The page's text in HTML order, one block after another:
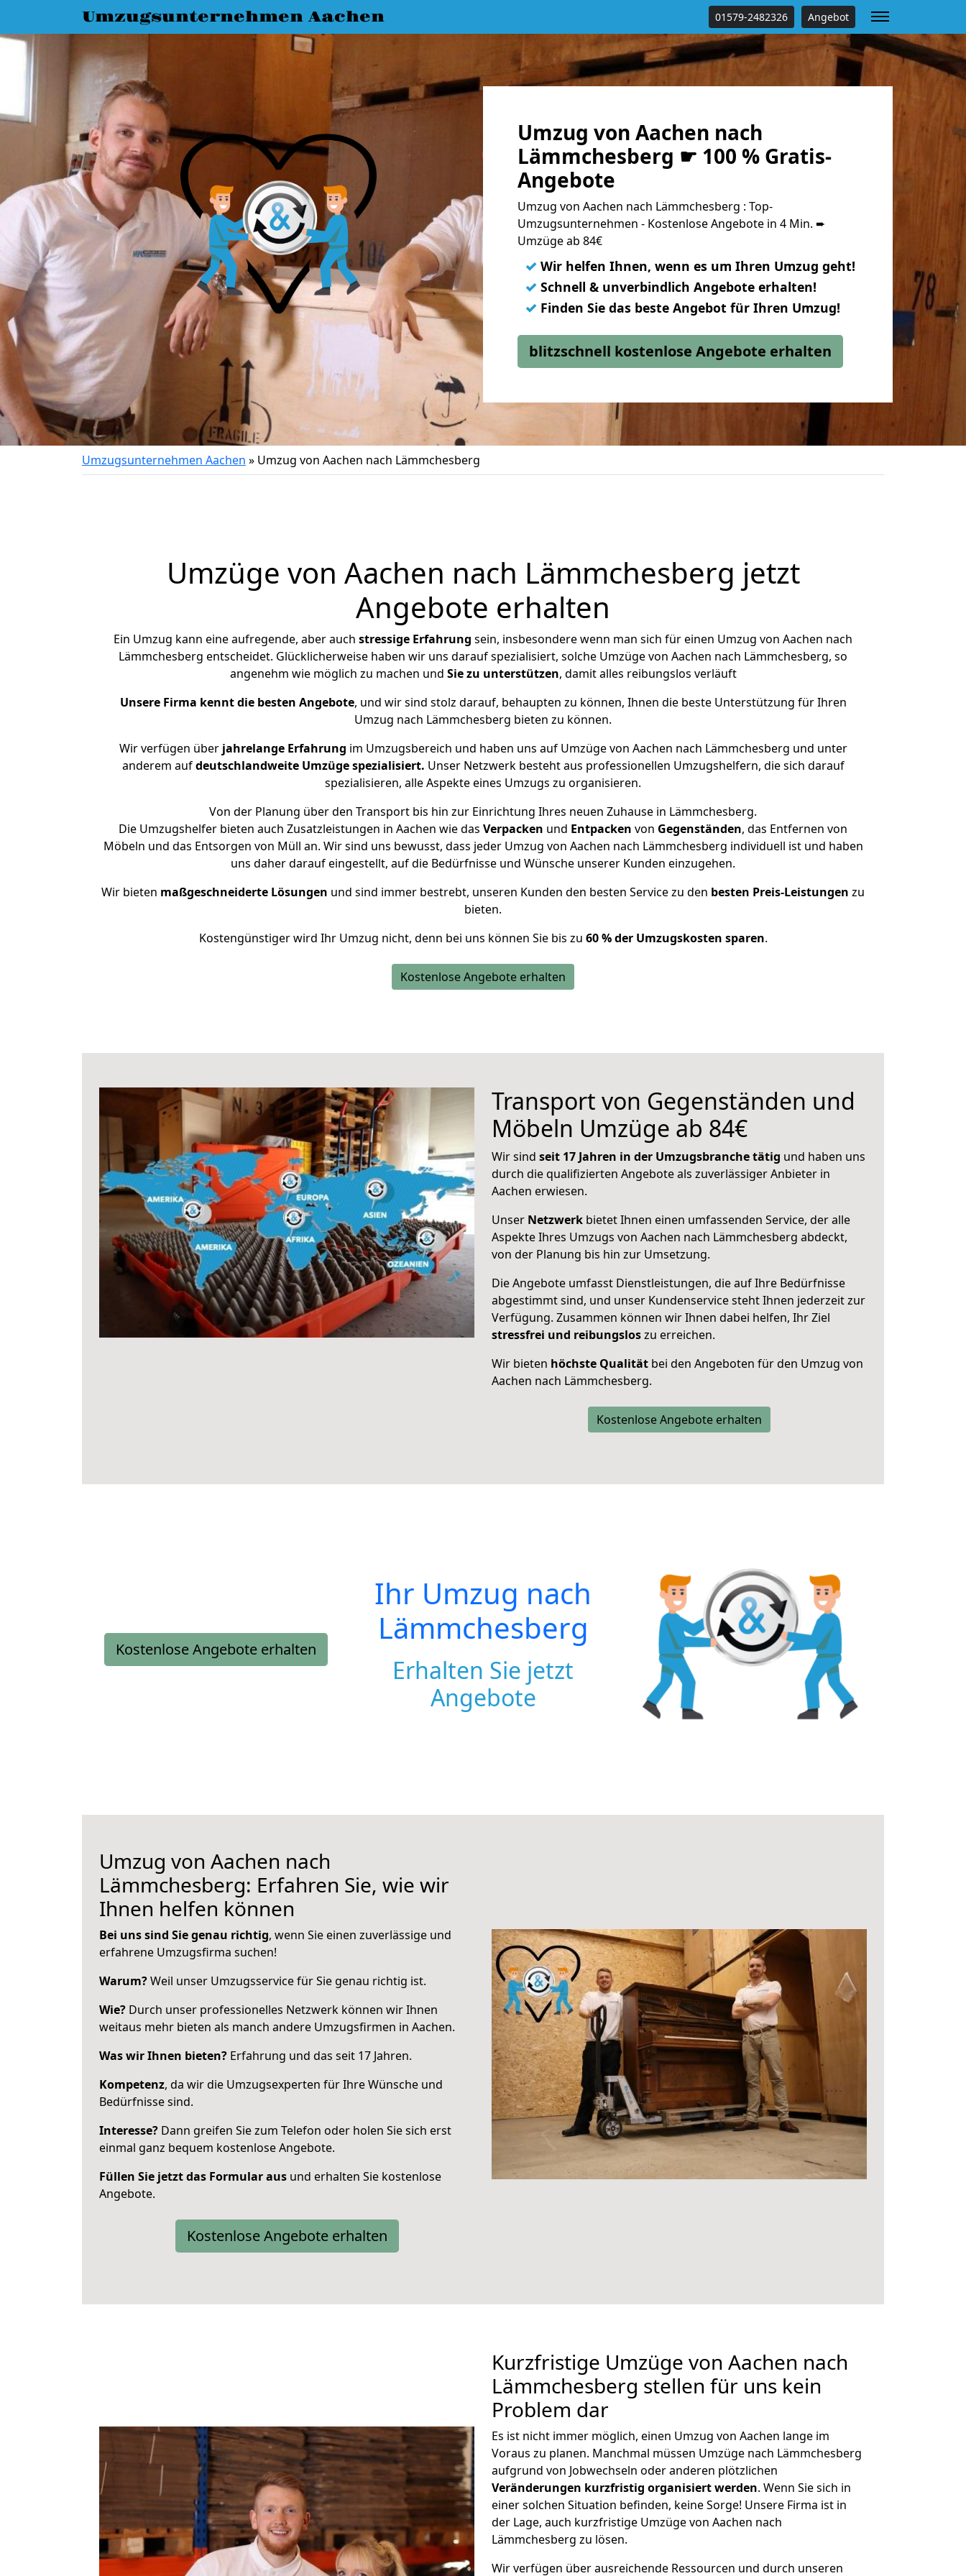
Umzugsunternehmen Aachen 01579-2482326 Angebot
Umzug von Aachen nach
Lämmchesberg ☛ 100 % Gratis-
Angebote
Umzug von Aachen nach Lämmchesberg : Top-
Umzugsunternehmen - Kostenlose Angebote in 4 Min. ➨
Umzüge ab 84€
✓ Wir helfen Ihnen, wenn es um Ihren Umzug geht!
✓ Schnell & unverbindlich Angebote erhalten!
✓ Finden Sie das beste Angebot für Ihren Umzug!
blitzschnell kostenlose Angebote erhalten
Umzugsunternehmen Aachen » Umzug von Aachen nach Lämmchesberg
Umzüge von Aachen nach Lämmchesberg jetzt
Angebote erhalten
Ein Umzug kann eine aufregende, aber auch stressige Erfahrung sein, insbesondere wenn man sich für einen Umzug von Aachen nach
Lämmchesberg entscheidet. Glücklicherweise haben wir uns darauf spezialisiert, solche Umzüge von Aachen nach Lämmchesberg, so
angenehm wie möglich zu machen und Sie zu unterstützen, damit alles reibungslos verläuft
Unsere Firma kennt die besten Angebote, und wir sind stolz darauf, behaupten zu können, Ihnen die beste Unterstützung für Ihren
Umzug nach Lämmchesberg bieten zu können.
Wir verfügen überjahrelange Erfahrung im Umzugsbereich und haben uns auf Umzüge von Aachen nach Lämmchesberg und unter
anderem aufdeutschlandweite Umzüge spezialisiert. Unser Netzwerk besteht aus professionellen Umzugshelfern, die sich darauf
spezialisieren, alle Aspekte eines Umzugs zu organisieren.
Von der Planung über den Transport bis hin zur Einrichtung Ihres neuen Zuhause in Lämmchesberg.
Die Umzugshelfer bieten auch Zusatzleistungen in Aachen wie das Verpacken und Entpacken von Gegenständen, das Entfernen von
Möbeln und das Entsorgen von Müll an. Wir sind uns bewusst, dass jeder Umzug von Aachen nach Lämmchesberg individuell ist und haben
uns daher darauf eingestellt, auf die Bedürfnisse und Wünsche unserer Kunden einzugehen.
Wir bieten maßgeschneiderte Lösungen und sind immer bestrebt, unseren Kunden den besten Service zu den besten Preis-Leistungen zu
bieten.
Kostengünstiger wird Ihr Umzug nicht, denn bei uns können Sie bis zu 60 % der Umzugskosten sparen.
Kostenlose Angebote erhalten
Transport von Gegenständen und
Möbeln Umzüge ab 84€
Wir sind seit 17 Jahren in der Umzugsbranche tätig und haben uns
durch die qualifizierten Angebote als zuverlässiger Anbieter in
Aachen erwiesen.
Unser Netzwerk bietet Ihnen einen umfassenden Service, der alle
Aspekte Ihres Umzugs von Aachen nach Lämmchesberg abdeckt,
von der Planung bis hin zur Umsetzung.
Die Angebote umfasst Dienstleistungen, die auf Ihre Bedürfnisse
abgestimmt sind, und unser Kundenservice steht Ihnen jederzeit zur
Verfügung. Zusammen können wir Ihnen dabei helfen, Ihr Ziel
stressfrei und reibungsloszu erreichen.
Wir bieten höchste Qualität bei den Angeboten für den Umzug von
Aachen nach Lämmchesberg.
Kostenlose Angebote erhalten
Kostenlose Angebote erhalten
Ihr Umzug nach
Lämmchesberg
Erhalten Sie jetzt
Angebote
Umzug von Aachen nach
Lämmchesberg: Erfahren Sie, wie wir
Ihnen helfen können
Bei uns sind Sie genau richtig, wenn Sie einen zuverlässige und
erfahrene Umzugsfirma suchen!
Warum?Weil unser Umzugsservice für Sie genau richtig ist.
Wie? Durch unser professionelles Netzwerk können wir Ihnen
weitaus mehr bieten als manch andere Umzugsfirmen in Aachen.
Was wir Ihnen bieten? Erfahrung und das seit 17 Jahren.
Kompetenz, da wir die Umzugsexperten für Ihre Wünsche und
Bedürfnisse sind.
Interesse? Dann greifen Sie zum Telefon oder holen Sie sich erst
einmal ganz bequem kostenlose Angebote.
Füllen Sie jetzt das Formular aus und erhalten Sie kostenlose
Angebote.
Kostenlose Angebote erhalten
Kurzfristige Umzüge von Aachen nach
Lämmchesberg stellen für uns kein
Problem dar
Es ist nicht immer möglich, einen Umzug von Aachen lange im
Voraus zu planen. Manchmal müssen Umzüge nach Lämmchesberg
aufgrund von Jobwechseln oder anderen plötzlichen
Veränderungen kurzfristig organisiert werden. Wenn Sie sich in
einer solchen Situation befinden, keine Sorge! Unsere Firma ist in
der Lage, auch kurzfristige Umzüge von Aachen nach
Lämmchesberg zu lösen.
Wir verfügen über ausreichende Ressourcen und durch unseren